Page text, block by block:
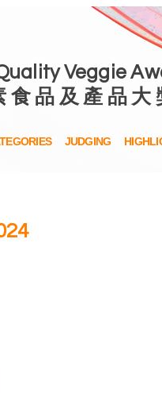
Veggie
食 品 及 產 品 大
JUDGING